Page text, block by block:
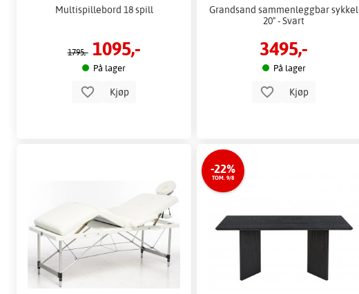
Multispillebord 18 spill
1795,- 1095,-
På lager
Kjøp
Grandsand sammenleggbar sykkel
20" - Svart
3495,-
På lager
Kjøp
-22%
TOM. 9/8